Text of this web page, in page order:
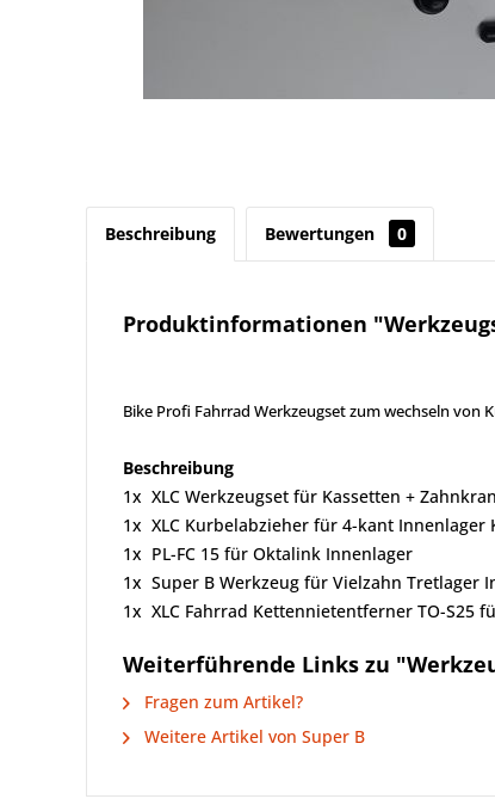
Beschreibung Bewertungen 0
Produktinformationen
Bike Profi Fahrrad Werkzeugset zum wechseln von
Beschreibung
1x XLC Werkzeugset für Kassetten +
1x XLC Kurbelabzieher für 4-kant Innenlager
1x PL-FC 15 für Oktalink Innenlager
1x Super B Werkzeug für Vielzahn
1x XLC Fahrrad Kettennietentferner TO-
Weiterführende Links zu
Fragen zum Artikel?
Weitere Artikel von Super B